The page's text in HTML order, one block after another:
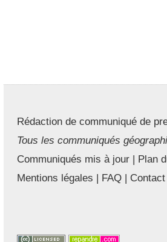
Rédaction de communiqué de
Tous les communiqués
Communiqués mis à jour | Plan
Mentions légales | FAQ | Contact